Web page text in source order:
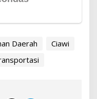
Daerah
Ciawi